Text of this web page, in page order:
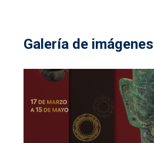
Galería de imágenes